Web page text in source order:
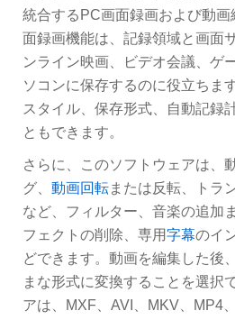
統合するPC画面録画および動
面録画機能は、記録領域と画面
ンライン映画、ビデオ会議、ゲ
ソコンに保存するのに役立ちま
スタイル、保存形式、自動記録
ともできます。
さらに、このソフトウェアは、
グ、 動画回転または反転、トラ
など、フィルター、音楽の追加
フェクトの削除、専用字幕のイ
どできます。動画を編集した後
まな形式に変換することを選択
アは、MXF、AVI、MKV、MP4